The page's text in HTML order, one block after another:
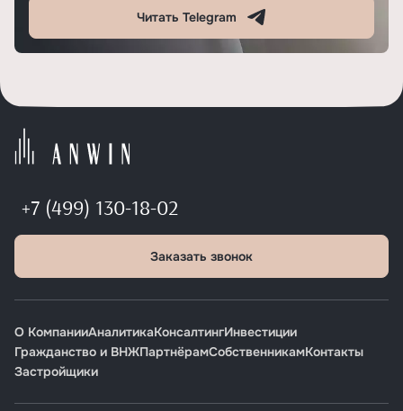
Читать Telegram
+7 (499) 130-18-02
Заказать звонок
О КомпанииАналитикаКонсалтингИнвестиции
Гражданство и ВНЖПартнёрамСобственникамКонтакты
Застройщики